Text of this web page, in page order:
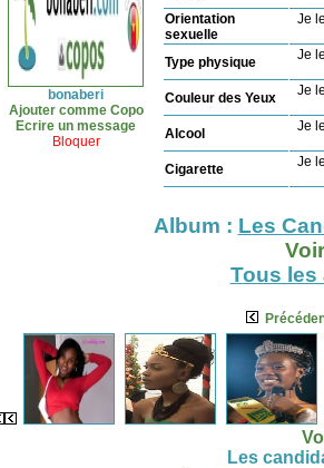
bonaberi
Ajouter comme Copo
Ecrire un message
Bloquer
Orientation
sexuelle
Je
Type physique Je
Couleur des Yeux Je
Alcool Je
Cigarette Je
Album : Les
Tous les
Les